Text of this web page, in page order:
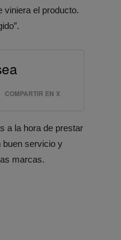
viniera el producto.
COMPARTIR EN X
a la hora de prestar
buen servicio y
marcas.